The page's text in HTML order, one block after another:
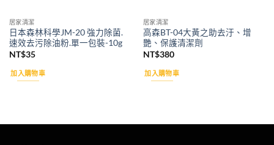
居家清潔
日本森林科學JM-20 強力除菌.
速效去污除油粉.單一包裝-10g
NT$35
加入購物車
居家清潔
高森BT-04大黃之助去汙、增
艷、保護清潔劑
NT$380
加入購物車